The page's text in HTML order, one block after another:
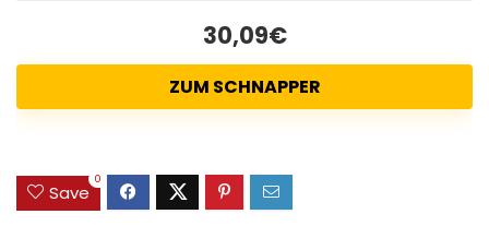
30,09€
ZUM SCHNAPPER
Save
0